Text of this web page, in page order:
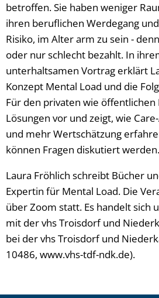
betroffen. Sie haben weniger
ihren beruflichen Werdegang
Risiko, im Alter arm zu sein -
oder nur schlecht bezahlt. In
unterhaltsamen Vortrag erklärt
Konzept Mental Load und die
Für den privaten wie öffentlichen
Lösungen vor und zeigt, wie
und mehr Wertschätzung
können Fragen diskutiert werden.
Laura Fröhlich schreibt Bücher
Expertin für Mental Load. Die
über Zoom statt. Es handelt sich
mit der vhs Troisdorf und
bei der vhs Troisdorf und
10486, www.vhs-tdf-ndk.de).